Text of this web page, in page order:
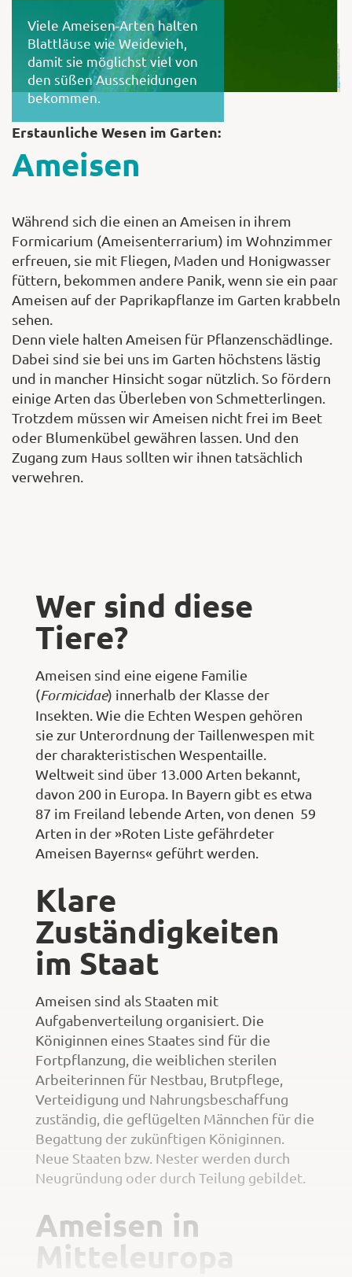
Viele Ameisen-Arten halten
Blattläuse wie Weidevieh,
damit sie möglichst viel von
den süßen Ausscheidungen
bekommen.
Erstaunliche Wesen im Garten:
Ameisen
Während sich die einen an Ameisen in ihrem
Formicarium (Ameisenterrarium) im Wohnzimmer
erfreuen, sie mit Fliegen, Maden und Honigwasser
füttern, bekommen andere Panik, wenn sie ein paar
Ameisen auf der Paprikapflanze im Garten krabbeln
sehen.
Denn viele halten Ameisen für Pflanzenschädlinge.
Dabei sind sie bei uns im Garten höchstens lästig
und in mancher Hinsicht sogar nützlich. So fördern
einige Arten das Überleben von Schmetterlingen.
Trotzdem müssen wir Ameisen nicht frei im Beet
oder Blumenkübel gewähren lassen. Und den
Zugang zum Haus sollten wir ihnen tatsächlich
verwehren.
Wer sind diese
Tiere?
Ameisen sind eine eigene Familie
(Formicidae) innerhalb der Klasse der
Insekten. Wie die Echten Wespen gehören
sie zur Unterordnung der Taillenwespen mit
der charakteristischen Wespentaille.
Weltweit sind über 13.000 Arten bekannt,
davon 200 in Europa. In Bayern gibt es etwa
87 im Freiland lebende Arten, von denen 59
Arten in der »Roten Liste gefährdeter
Ameisen Bayerns« geführt werden.
Klare
Zuständigkeiten
im Staat
Ameisen sind als Staaten mit
Aufgabenverteilung organisiert. Die
Königinnen eines Staates sind für die
Fortpflanzung, die weiblichen sterilen
Arbeiterinnen für Nestbau, Brutpflege,
Verteidigung und Nahrungsbeschaffung
zuständig, die geflügelten Männchen für die
Begattung der zukünftigen Königinnen.
Neue Staaten bzw. Nester werden durch
Neugründung oder durch Teilung gebildet.
Ameisen in
Mitteleuropa